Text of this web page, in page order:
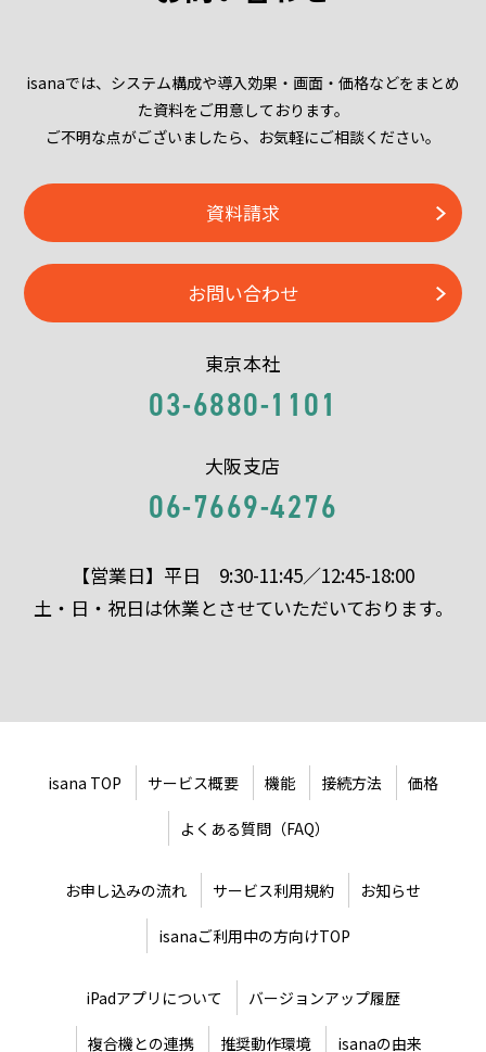
isanaでは、システム構成や導入効果・画面・価格などをまとめ
た資料をご用意しております。
ご不明な点がございましたら、お気軽にご相談ください。
資料請求
お問い合わせ
東京本社
03-6880-1101
大阪支店
06-7669-4276
【営業日】平日 9:30-11:45／12:45-18:00
土・日・祝日は休業とさせていただいております。
isana TOP サービス概要 機能 接続方法 価格
よくある質問（FAQ）
お申し込みの流れ サービス利用規約 お知らせ
isanaご利用中の方向けTOP
iPadアプリについて バージョンアップ履歴
複合機との連携 推奨動作環境 isanaの由来